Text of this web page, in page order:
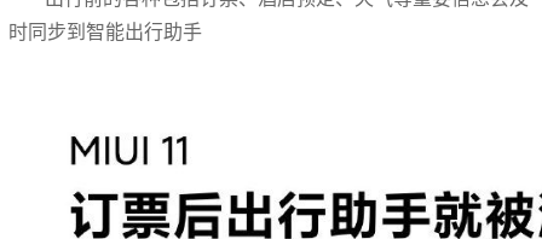
时同步到智能出行助手